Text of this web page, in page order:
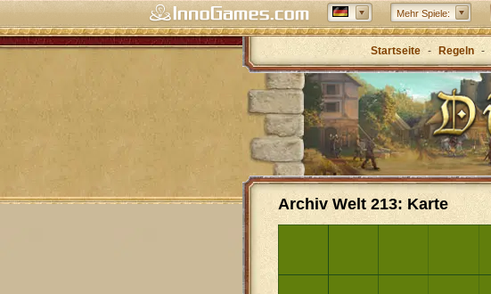
Mehr Spiele:
Startseite - Regeln -
Archiv Welt 213: Karte